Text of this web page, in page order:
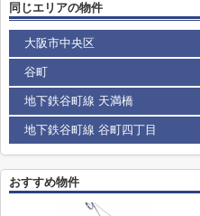
同じエリアの物件
大阪市中央区
谷町
地下鉄谷町線 天満橋
地下鉄谷町線 谷町四丁目
おすすめ物件